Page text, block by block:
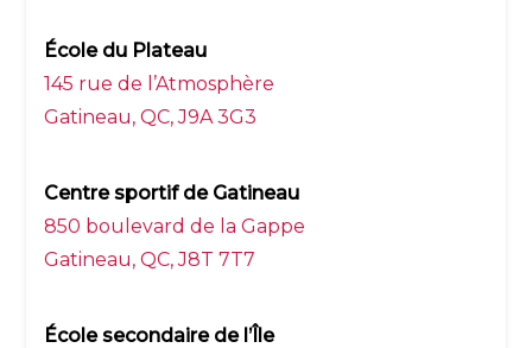
École du Plateau
145 rue de l’Atmosphère
Gatineau, QC, J9A 3G3
Centre sportif de Gatineau
850 boulevard de la Gappe
Gatineau, QC, J8T 7T7
École secondaire de l’Île